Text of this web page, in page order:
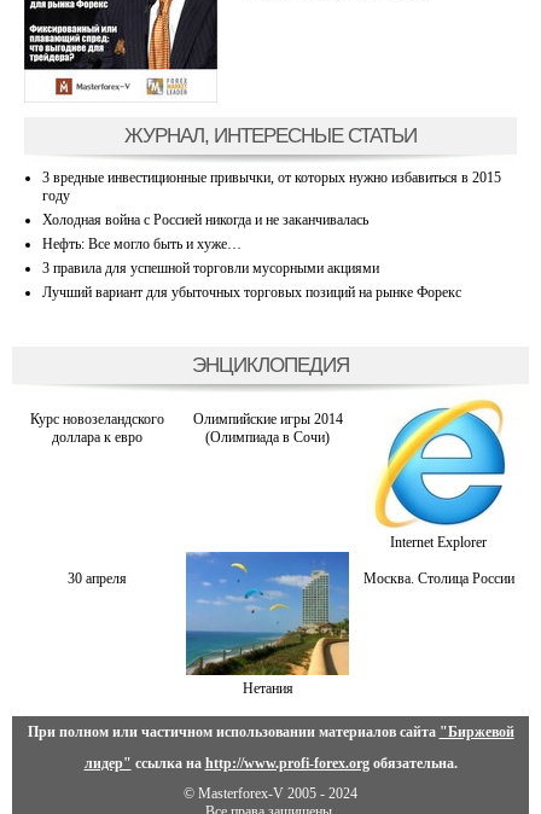
ЖУРНАЛ, ИНТЕРЕСНЫЕ СТАТЬИ
3 вредные инвестиционные привычки, от которых нужно избавиться в 2015
году
Холодная война с Россией никогда и не заканчивалась
Нефть: Все могло быть и хуже…
3 правила для успешной торговли мусорными акциями
Лучший вариант для убыточных торговых позиций на рынке Форекс
ЭНЦИКЛОПЕДИЯ
Курс новозеландского
доллара к евро
Олимпийские игры 2014
(Олимпиада в Сочи)
Internet Explorer
30 апреля
Нетания
Москва. Столица России
При полном или частичном использовании материалов сайта "Биржевой
лидер" ссылка на http://www.profi-forex.orgобязательна.
© Masterforex-V 2005 - 2024